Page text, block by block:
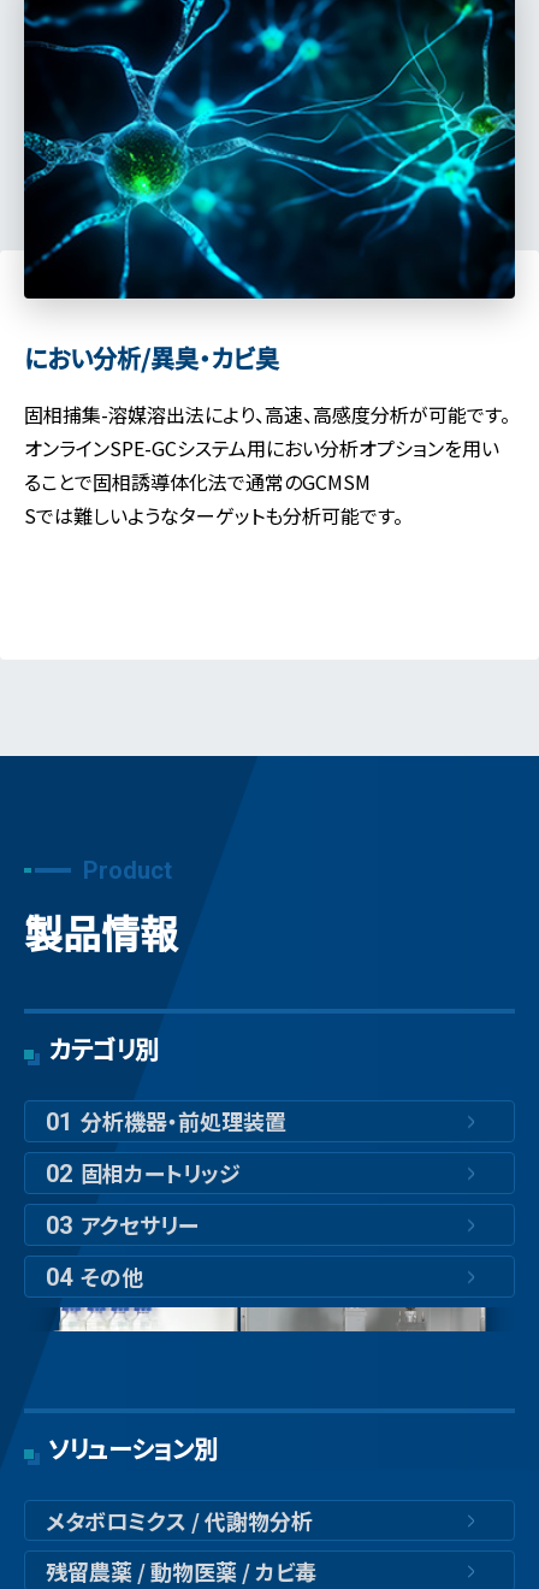
におい分析/異臭・カビ臭
固相捕集-溶媒溶出法により、高速、高感度分析が可能です。
オンラインSPE-GCシステム用におい分析オプションを用い
ることで固相誘導体化法で通常のGCMSM
Sでは難しいようなターゲットも分析可能です。
Product
製品情報
カテゴリ別
01 分析機器・前処理装置
02 固相カートリッジ
03 アクセサリー
04 その他
ソリューション別
メタボロミクス / 代謝物分析
残留農薬 / 動物医薬 / カビ毒